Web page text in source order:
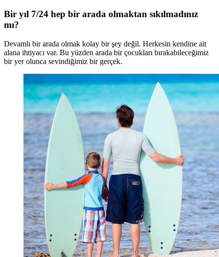
Bir yıl 7/24 hep bir arada olmaktan sıkılmadınız
mı?
Devamlı bir arada olmak kolay bir şey değil. Herkesin kendine ait
alana ihtiyacı var. Bu yüzden arada bir çocukları bırakabileceğimiz
bir yer olunca sevindiğimiz bir gerçek.